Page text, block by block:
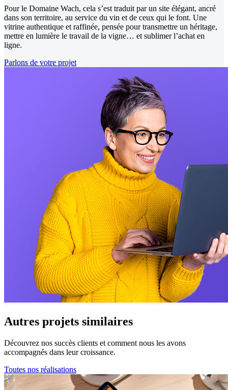
Pour le Domaine Wach, cela s’est traduit par un site élégant, ancré
dans son territoire, au service du vin et de ceux qui le font. Une
vitrine authentique et raffinée, pensée pour transmettre un héritage,
mettre en lumière le travail de la vigne… et sublimer l’achat en
ligne.
Parlons de votre projet
Autres projets similaires
Découvrez nos succès clients et comment nous les avons
accompagnés dans leur croissance.
Toutes nos réalisations